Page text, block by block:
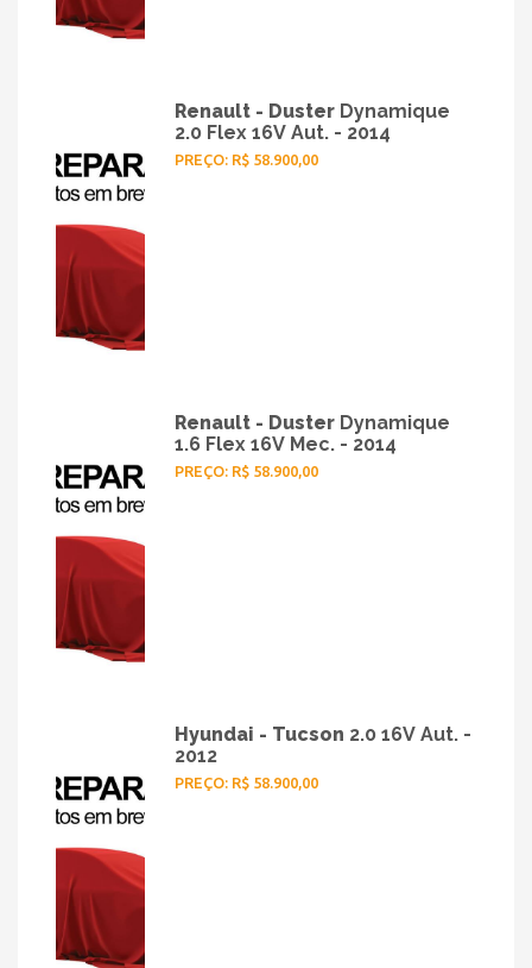
Renault - Duster Dynamique
2.0 Flex 16V Aut. - 2014
PREÇO: R$ 58.900,00
Renault - Duster Dynamique
1.6 Flex 16V Mec. - 2014
PREÇO: R$ 58.900,00
Hyundai - Tucson 2.0 16V Aut. -
2012
PREÇO: R$ 58.900,00